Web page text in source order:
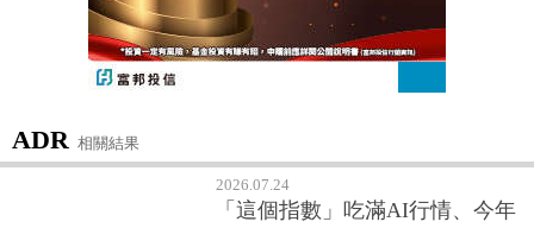
ADR 相關結果
2026.07.24
「這個指數」吃滿AI行情、今年